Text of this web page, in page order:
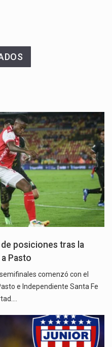
posiciones tras la
Pasto
comenzó con el
e Independiente Santa Fe